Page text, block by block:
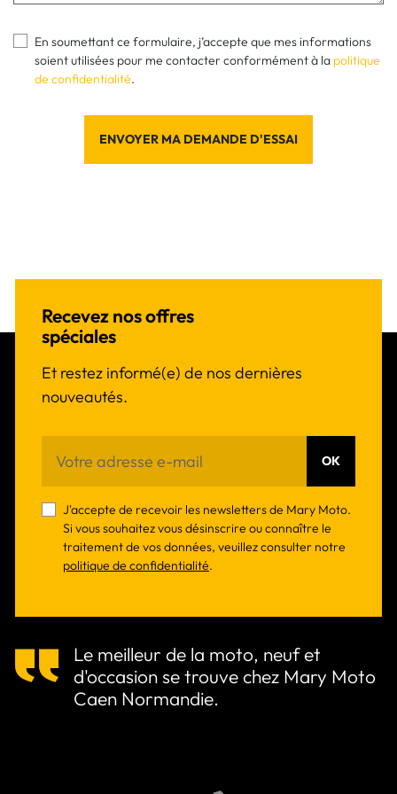
En soumettant ce formulaire, j’accepte que mes informations
soient utilisées pour me contacter conformément à la politique
de confidentialité.
ENVOYER MA DEMANDE D'ESSAI
Recevez nos offres
spéciales
Et restez informé(e) de nos dernières
nouveautés.
OK
J'accepte de recevoir les newsletters de Mary Moto.
Si vous souhaitez vous désinscrire ou connaître le
traitement de vos données, veuillez consulter notre
politique de confidentialité.
Le meilleur de la moto, neuf et
d'occasion se trouve chez Mary Moto
Caen Normandie.